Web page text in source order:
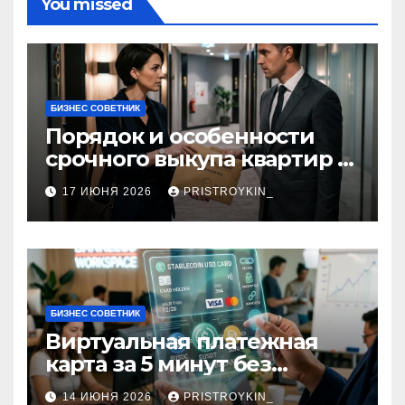
You missed
БИЗНЕС СОВЕТНИК
Порядок и особенности
срочного выкупа квартир в
срок 1–3 дня
17 ИЮНЯ 2026 PRISTROYKIN_
БИЗНЕС СОВЕТНИК
Виртуальная платежная
карта за 5 минут без
верификации и участия
14 ИЮНЯ 2026 PRISTROYKIN_